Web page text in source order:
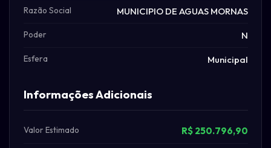
Razão Social MUNICIPIO DE AGUAS MORNAS
Poder N
Esfera Municipal
Informações Adicionais
Valor Estimado R$ 250.796,90